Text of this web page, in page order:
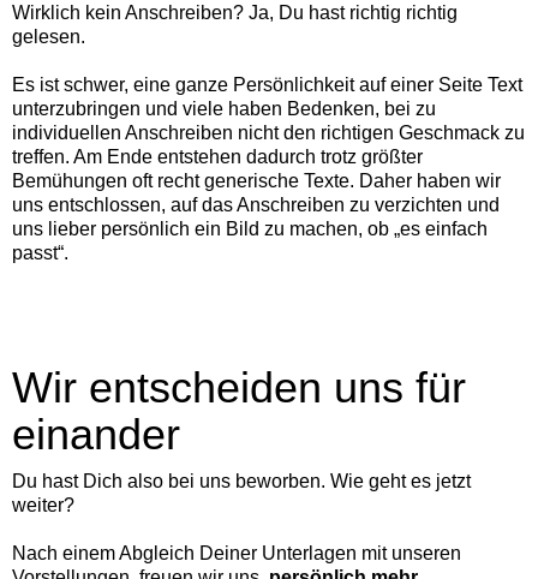
Wirklich kein Anschreiben? Ja, Du hast richtig richtig
gelesen.
Es ist schwer, eine ganze Persönlichkeit auf einer Seite Text
unterzubringen und viele haben Bedenken, bei zu
individuellen Anschreiben nicht den richtigen Geschmack zu
treffen. Am Ende entstehen dadurch trotz größter
Bemühungen oft recht generische Texte. Daher haben wir
uns entschlossen, auf das Anschreiben zu verzichten und
uns lieber persönlich ein Bild zu machen, ob „es einfach
passt“.
Wir entscheiden uns für
einander
Du hast Dich also bei uns beworben. Wie geht es jetzt
weiter?
Nach einem Abgleich Deiner Unterlagen mit unseren